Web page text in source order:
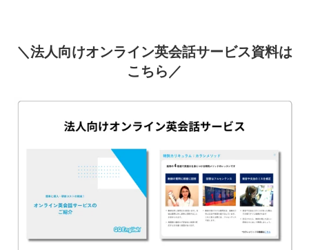
＼法人向けオンライン英会話サービス資料は
こちら／